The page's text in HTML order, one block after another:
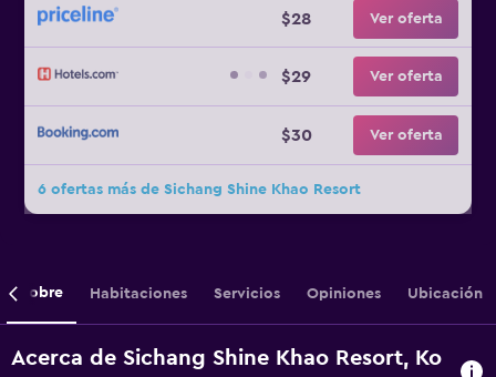
$28 Ver oferta
$29 Ver oferta
$30 Ver oferta
6 ofertas más de Sichang Shine Khao Resort
Sobre Habitaciones Servicios Opiniones Ubicación
Acerca de Sichang Shine Khao Resort, Ko